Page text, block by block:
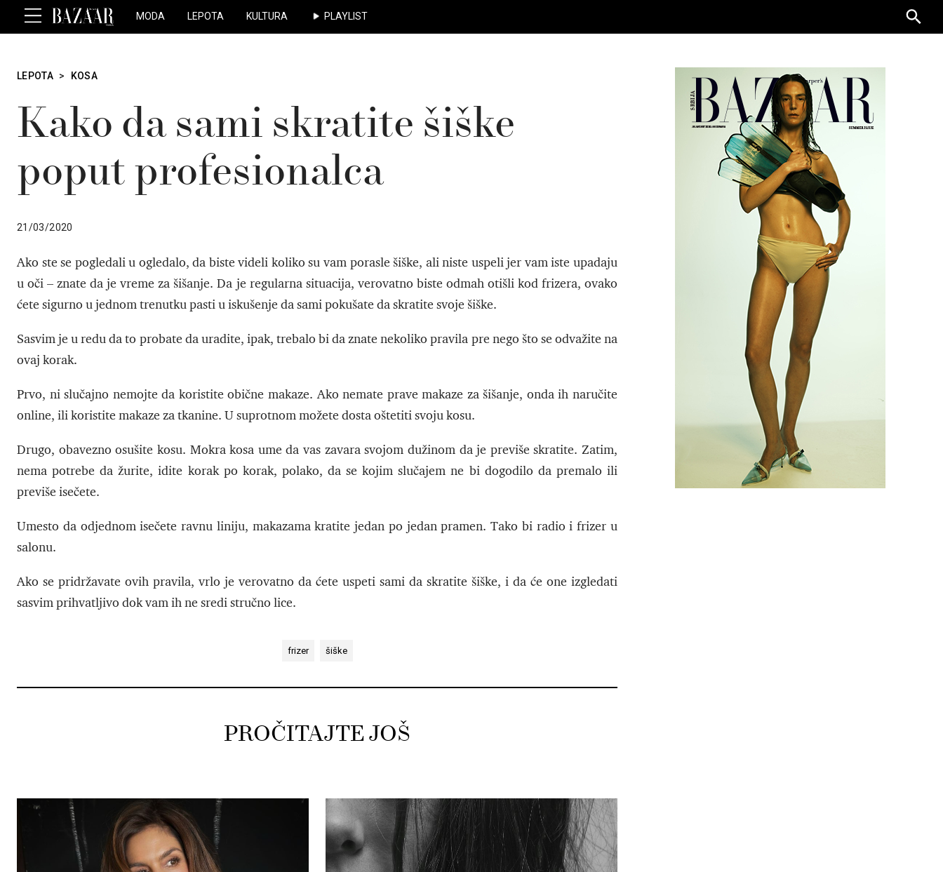
MODA LEPOTA KULTURA PLAYLIST
for:
LEPOTA > KOSA
Kako da sami skratite šiške
poput profesionalca
21/03/2020
Ako ste se pogledali u ogledalo, da biste videli koliko su vam porasle šiške, ali niste uspeli jer vam iste upadaju
u oči – znate da je vreme za šišanje. Da je regularna situacija, verovatno biste odmah otišli kod frizera, ovako
ćete sigurno u jednom trenutku pasti u iskušenje da sami pokušate da skratite svoje šiške.
Sasvim je u redu da to probate da uradite, ipak, trebalo bi da znate nekoliko pravila pre nego što se odvažite na
ovaj korak.
Prvo, ni slučajno nemojte da koristite obične makaze. Ako nemate prave makaze za šišanje, onda ih naručite
online, ili koristite makaze za tkanine. U suprotnom možete dosta oštetiti svoju kosu.
Drugo, obavezno osušite kosu. Mokra kosa ume da vas zavara svojom dužinom da je previše skratite. Zatim,
nema potrebe da žurite, idite korak po korak, polako, da se kojim slučajem ne bi dogodilo da premalo ili
previše isečete.
Umesto da odjednom isečete ravnu liniju, makazama kratite jedan po jedan pramen. Tako bi radio i frizer u
salonu.
Ako se pridržavate ovih pravila, vrlo je verovatno da ćete uspeti sami da skratite šiške, i da će one izgledati
sasvim prihvatljivo dok vam ih ne sredi stručno lice.
frizer šiške
PROČITAJTE JOŠ